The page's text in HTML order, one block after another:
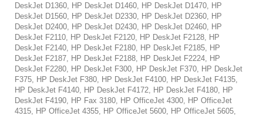
DeskJet D1360, HP DeskJet D1460, HP DeskJet D1470, HP
DeskJet D1560, HP DeskJet D2330, HP DeskJet D2360, HP
DeskJet D2400, HP DeskJet D2430, HP DeskJet D2460, HP
DeskJet F2110, HP DeskJet F2120, HP DeskJet F2128, HP
DeskJet F2140, HP DeskJet F2180, HP DeskJet F2185, HP
DeskJet F2187, HP DeskJet F2188, HP DeskJet F2224, HP
DeskJet F2280, HP DeskJet F300, HP DeskJet F370, HP DeskJet
F375, HP DeskJet F380, HP DeskJet F4100, HP DeskJet F4135,
HP DeskJet F4140, HP DeskJet F4172, HP DeskJet F4180, HP
DeskJet F4190, HP Fax 3180, HP OfficeJet 4300, HP OfficeJet
4315, HP OfficeJet 4355, HP OfficeJet 5600, HP OfficeJet 5605,